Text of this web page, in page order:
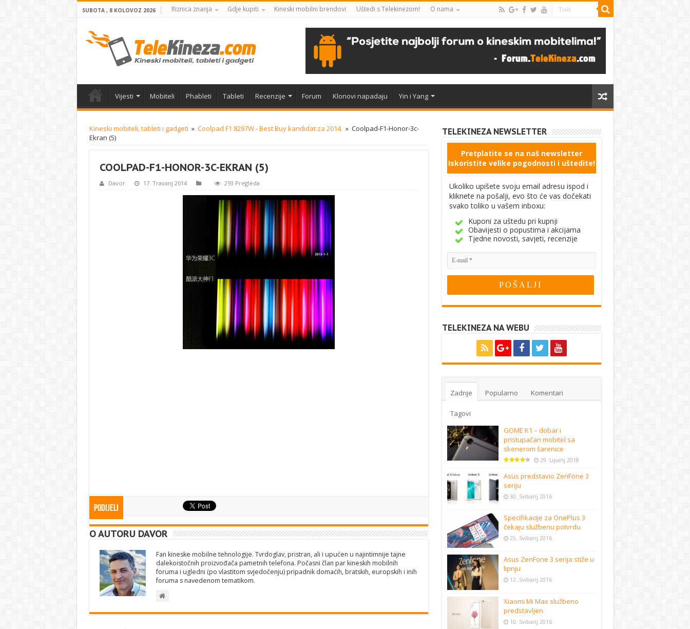
SUBOTA , 8 KOLOVOZ 2026 Riznica znanja Gdje kupiti Kineski mobilni brendovi Uštedi s Telekinezom! O nama
Vijesti Mobiteli Phableti Tableti Recenzije Forum Klonovi napadaju Yin i Yang
Kineski mobiteli, tableti i gadgeti » Coolpad F1 8297W - Best Buy kandidat za 2014. » Coolpad-F1-Honor-3c-
Ekran (5)
COOLPAD-F1-HONOR-3C-EKRAN (5)
Davor 17. Travanj 2014 293 Pregleda
Podijeli
O AUTORU DAVOR
Fan kineske mobilne tehnologije. Tvrdoglav, pristran, ali i upućen u najintimnije tajne
dalekoistočnih proizvođača pametnih telefona. Počasni član par kineskih mobilnih
foruma i ugledni (po vlastitom svjedočenju) pripadnik domaćih, bratskih, europskih i inih
foruma s navedenom tematikom.
TELEKINEZA NEWSLETTER
Pretplatite se na naš newsletter
Iskoristite velike pogodnosti i uštedite!
Ukoliko upišete svoju email adresu ispod i
kliknete na pošalji, evo što će vas dočekati
svako toliko u vašem inboxu:
Kuponi za uštedu pri kupnji
Obavijesti o popustima i akcijama
Tjedne novosti, savjeti, recenzije
TELEKINEZA NA WEBU
Zadnje Popularno Komentari
Tagovi
GOME K1 – dobar i
pristupačan mobitel sa
skenerom šarenice
29. Lipanj 2018
Asus predstavio ZenFone 3
seriju
30. Svibanj 2016
Specifikacije za OnePlus 3
čekaju službenu potvrdu
25. Svibanj 2016
Asus ZenFone 3 serija stiže u
lipnju
12. Svibanj 2016
Xiaomi Mi Max službeno
predstavljen
10. Svibanj 2016